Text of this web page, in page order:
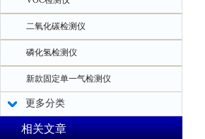
二氧化碳检测仪
磷化氢检测仪
新款固定单一气检测仪
更多分类
相关文章